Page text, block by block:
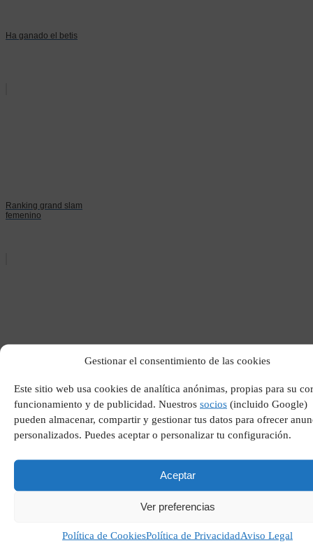
Gestionar el consentimiento de las cookies
Este sitio web usa cookies de analítica anónimas, propias para su
funcionamiento y de publicidad. Nuestros socios (incluido Google)
pueden almacenar, compartir y gestionar tus datos para ofrecer
personalizados. Puedes aceptar o personalizar tu configuración.
Aceptar
Ver preferencias
Política de CookiesPolítica de PrivacidadAviso Legal
Ha ganado el betis
Ranking grand slam
femenino